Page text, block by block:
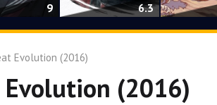
9 6.3
Evolution (2016)
Evolution (2016)